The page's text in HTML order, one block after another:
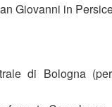
Giovanni in
di Bologna